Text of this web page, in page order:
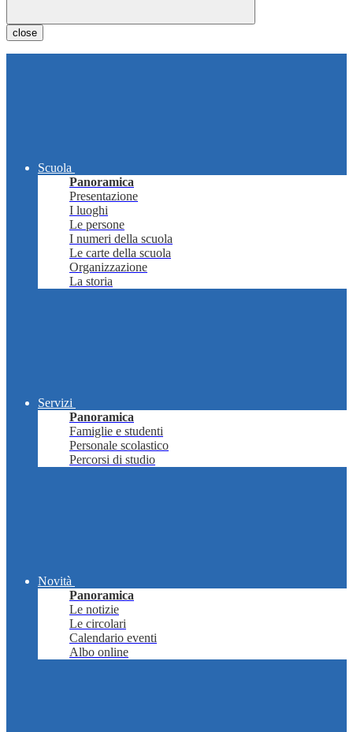
close
Scuola
Panoramica
Presentazione
I luoghi
Le persone
I numeri della scuola
Le carte della scuola
Organizzazione
La storia
Servizi
Panoramica
Famiglie e studenti
Personale scolastico
Percorsi di studio
Novità
Panoramica
Le notizie
Le circolari
Calendario eventi
Albo online